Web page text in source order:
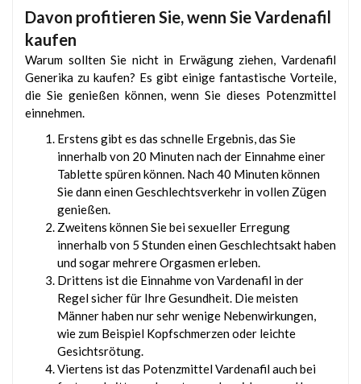
Davon profitieren Sie, wenn Sie Vardenafil
kaufen
Warum sollten Sie nicht in Erwägung ziehen, Vardenafil
Generika zu kaufen? Es gibt einige fantastische Vorteile,
die Sie genießen können, wenn Sie dieses Potenzmittel
einnehmen.
Erstens gibt es das schnelle Ergebnis, das Sie
innerhalb von 20 Minuten nach der Einnahme einer
Tablette spüren können. Nach 40 Minuten können
Sie dann einen Geschlechtsverkehr in vollen Zügen
genießen.
Zweitens können Sie bei sexueller Erregung
innerhalb von 5 Stunden einen Geschlechtsakt haben
und sogar mehrere Orgasmen erleben.
Drittens ist die Einnahme von Vardenafil in der
Regel sicher für Ihre Gesundheit. Die meisten
Männer haben nur sehr wenige Nebenwirkungen,
wie zum Beispiel Kopfschmerzen oder leichte
Gesichtsrötung.
Viertens ist das Potenzmittel Vardenafil auch bei